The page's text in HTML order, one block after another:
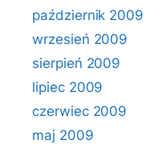
październik 2009
wrzesień 2009
sierpień 2009
lipiec 2009
czerwiec 2009
maj 2009